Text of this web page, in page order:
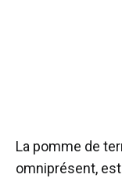
La pomme de
omniprésent,